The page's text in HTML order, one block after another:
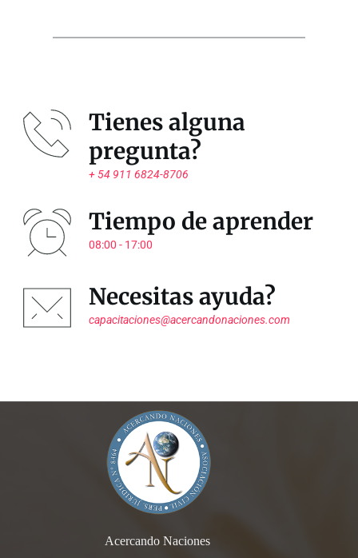
Tienes alguna
pregunta?
+ 54 911 6824-8706
Tiempo de aprender
08:00 - 17:00
Necesitas ayuda?
capacitaciones@acercandonaciones.com
Acercando Naciones